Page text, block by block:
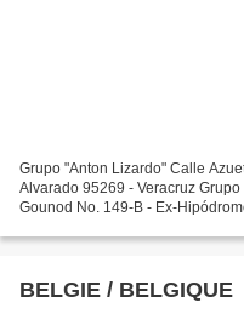
Grupo "Anton Lizardo" Calle
Alvarado 95269 - Veracruz Grupo "Recuperación, Fe y Acción" Calle
Gounod No. 149-B - Ex-
BELGIE / BELGIQUE